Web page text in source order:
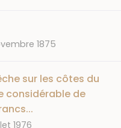
1875
sur les côtes du
considérable de
1976